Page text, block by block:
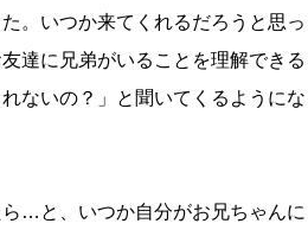
。いつか来てくれるだろうと思っ
達に兄弟がいることを理解できる
ないの？」と聞いてくるようにな
…と、いつか自分がお兄ちゃんに